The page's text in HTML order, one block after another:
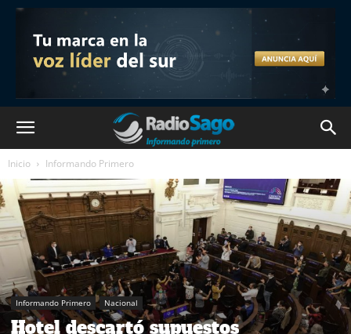
Inicio Informando Primero
Informando Primero Nacional
Hotel descartó supuestos